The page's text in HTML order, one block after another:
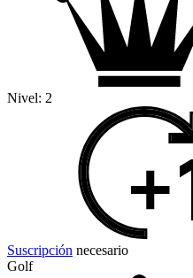
Nivel: 2
Suscripción necesario
Golf